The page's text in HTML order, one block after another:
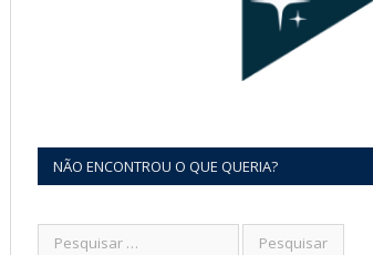
NÃO ENCONTROU O QUE QUERIA?